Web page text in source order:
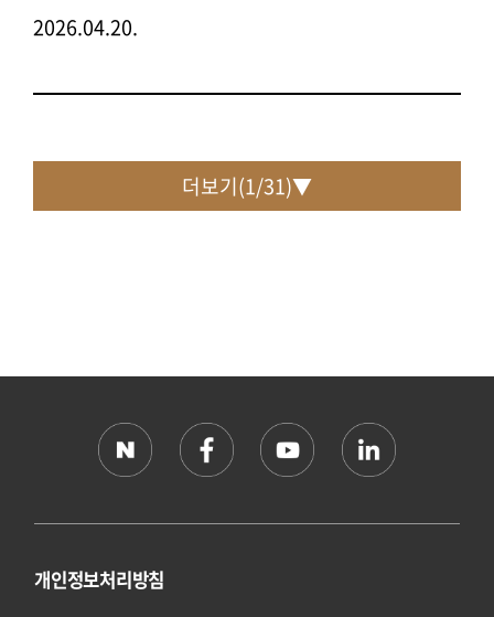
2026.04.20.
더보기(1/31)▼
개인정보처리방침